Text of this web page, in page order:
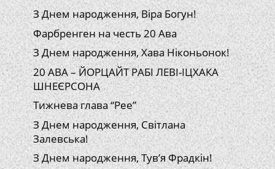
З Днем народження, Віра Богун!
Фарбренген на честь 20 Ава
З Днем народження, Хава Ніконьонок!
20 АВА – ЙОРЦАЙТ РАБІ ЛЕВІ-ІЦХАКА
ШНЕЄРСОНА
Тижнева глава “Рее”
З Днем народження, Світлана
Залевська!
З Днем народження, Тув’я Фрадкін!